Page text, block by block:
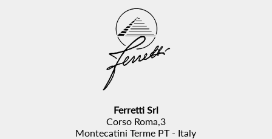
Ferretti Srl
Corso Roma,3
Montecatini Terme PT - Italy